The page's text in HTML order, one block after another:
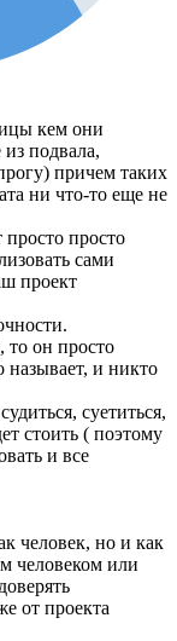
кем они
подвала,
причем таких
ни что-то еще не
просто просто
сами
проект
то он просто
называет, и никто
суетиться,
стоить ( поэтому
и все
человек, но и как
человеком или
от проекта